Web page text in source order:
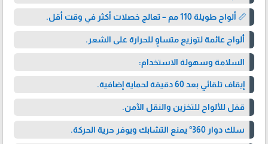
📏 ألواح طويلة 110 مم – تعالج خصلات أكثر في وقت أقل.
ألواح عائمة لتوزيع متساوٍ للحرارة على الشعر.
السلامة وسهولة الاستخدام:
إيقاف تلقائي بعد 60 دقيقة لحماية إضافية.
قفل للألواح للتخزين والنقل الآمن.
سلك دوار 360° يمنع التشابك ويوفر حرية الحركة.